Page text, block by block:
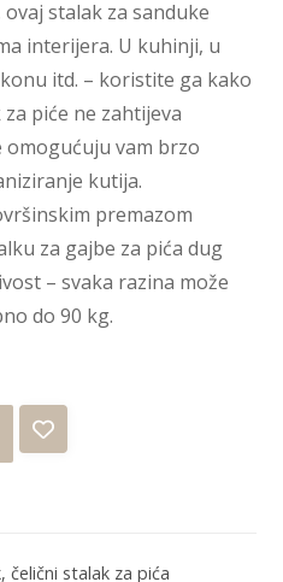
stalak za sanduke
interijera. U kuhinji, u
itd. – koristite ga kako
piće ne zahtijeva
omogućuju vam brzo
kutija.
premazom
za gajbe za pića dug
– svaka razina može
do 90 kg.
,čelični stalak za pića